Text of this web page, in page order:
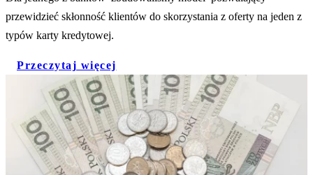
przewidzieć skłonność klientów do skorzystania z oferty na jeden z
typów karty kredytowej.
Przeczytaj więcej